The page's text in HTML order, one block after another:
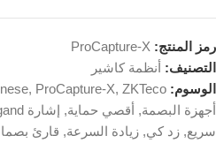
رمز المنتج: ProCapture-X
التصنيف: أنظمة كاشير
الوسوم:
, ProCapture-X, ZKTeco
أجهزة البصمة, أقصي حماية, إشارة wiegand
سريع, زد كي, زيادة السرعة, قارئ